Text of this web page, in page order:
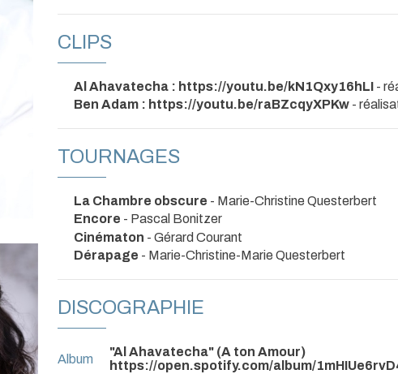
CLIPS
Al Ahavatecha : https://youtu.be/kN1Qxy16hLI -
Ben Adam : https://youtu.be/raBZcqyXPKw -
TOURNAGES
La Chambre obscure - Marie-Christine Questerbert
Encore - Pascal Bonitzer
Cinématon - Gérard Courant
Dérapage - Marie-Christine-Marie Questerbert
DISCOGRAPHIE
Album
"Al Ahavatecha" (A ton Amour)
https://open.spotify.com/album/